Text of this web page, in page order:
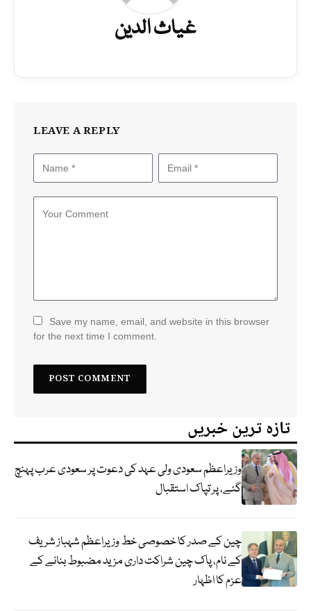
غیاث الدین
LEAVE A REPLY
Save my name, email, and website in this browser
for the next time I comment.
تازہ ترین خبریں
وزیراعظم سعودی ولی عہد کی دعوت پر سعودی عرب پہنچ
گئے، پر تپاک استقبال
چین کے صدر کا خصوصی خط وزیراعظم شہباز شریف
کے نام، پاک چین شراکت داری مزید مضبوط بنانے کے
عزم کا اظہار